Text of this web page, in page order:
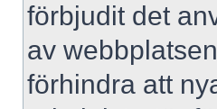
förbjudit det
av
förhindra att